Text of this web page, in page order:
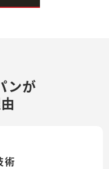
ンが
術